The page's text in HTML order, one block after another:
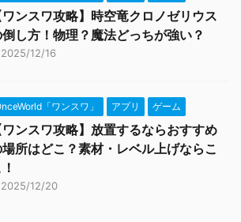
ワンスワ攻略】時空竜クロノゼリウス
し方！物理？魔法どっちが強い？
2025/12/16
「ワンスワ」 アプリ ゲーム
ワンスワ攻略】放置するならおすすめ
所はどこ？素材・レベル上げならこ
2025/12/20